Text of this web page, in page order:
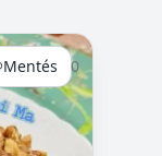
Mentés 0